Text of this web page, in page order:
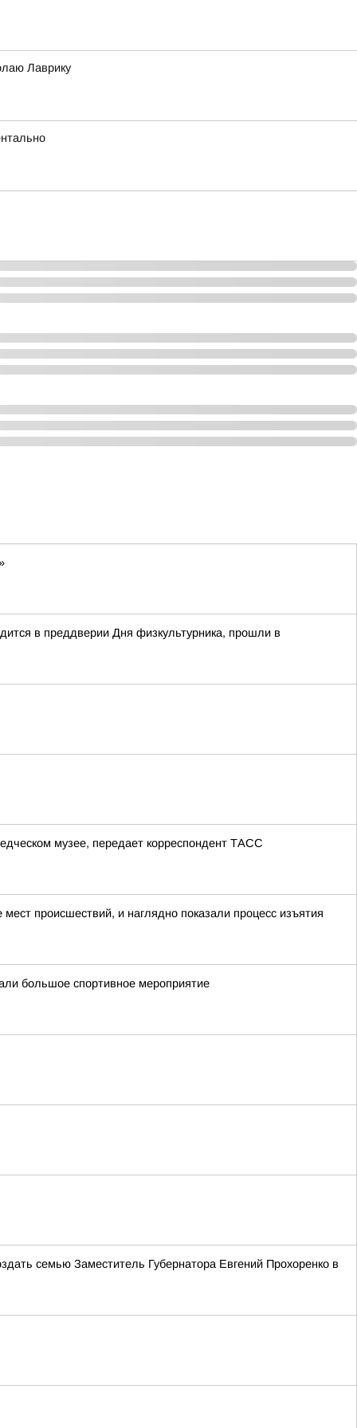
Лаврику
в преддверии Дня физкультурника, прошли в
музее, передает корреспондент ТАСС
происшествий, и наглядно показали процесс изъятия
большое спортивное мероприятие
семью Заместитель Губернатора Евгений Прохоренко в